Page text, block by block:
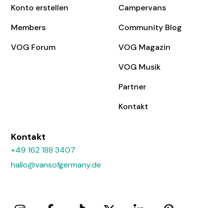
Konto erstellen
Members
VOG Forum
Campervans
Community Blog
VOG Magazin
VOG Musik
Partner
Kontakt
Kontakt
+49 162 188 3407
hallo@vansofgermany.de